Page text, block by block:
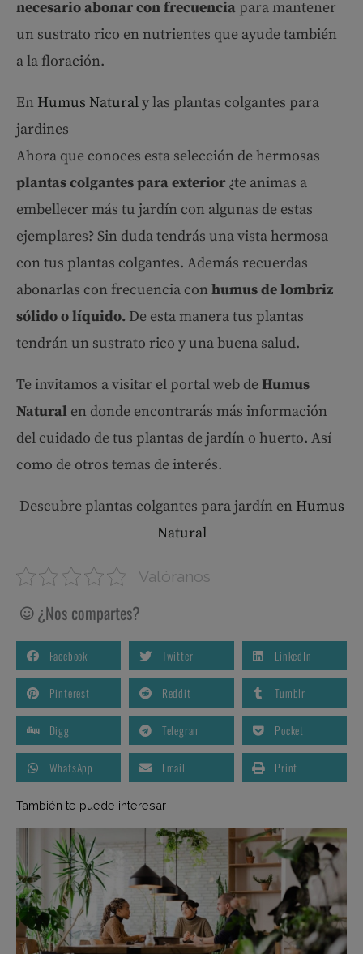
necesario abonar con frecuencia para mantener
un sustrato rico en nutrientes que ayude también
a la floración.
En Humus Naturaly las plantas colgantes para
jardines
Ahora que conoces esta selección de hermosas
plantas colgantes para exterior¿te animas a
embellecer más tu jardín con algunas de estas
ejemplares? Sin duda tendrás una vista hermosa
con tus plantas colgantes. Además recuerdas
abonarlas con frecuencia conhumus de lombriz
sólido o líquido. De esta manera tus plantas
tendrán un sustrato rico y una buena salud.
Te invitamos a visitar el portal web deHumus
Natural en donde encontrarás más información
del cuidado de tus plantas de jardín o huerto. Así
como de otros temas de interés.
Descubre plantas colgantes para jardín en Humus
Natural
Valóranos
¿Nos compartes?
Facebook Twitter LinkedIn
Pinterest Reddit Tumblr
Digg Telegram Pocket
WhatsApp Email Print
También te puede interesar